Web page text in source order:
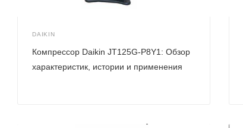
DAIKIN
Компрессор Daikin JT125G-P8Y1: Обзор
характеристик, истории и применения